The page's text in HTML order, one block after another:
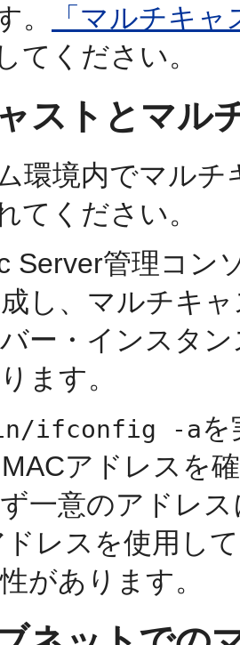
。
「マルチキ
てください。
ストとマル
環境内でマル
てください。
Server管理コン
し、マルチキ
ー・インスタ
ます。
ifconfig -aを
アドレスを
一意のアドレ
ドレスを使用し
があります。